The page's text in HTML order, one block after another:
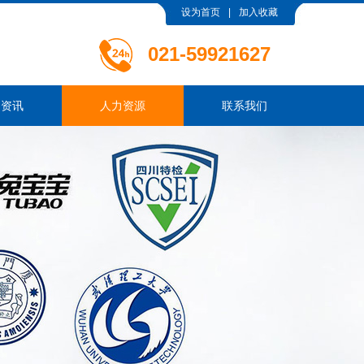
设为首页 加入收藏
021-59921627
讯 人力资源 联系我们